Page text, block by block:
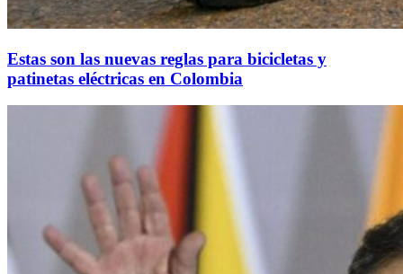
Estas son las nuevas reglas para bicicletas y
patinetas eléctricas en Colombia